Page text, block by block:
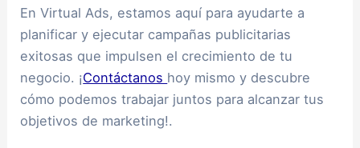
En Virtual Ads, estamos aquí para ayudarte a
planificar y ejecutar campañas publicitarias
exitosas que impulsen el crecimiento de tu
negocio. ¡Contáctanos hoy mismo y descubre
cómo podemos trabajar juntos para alcanzar tus
objetivos de marketing!.